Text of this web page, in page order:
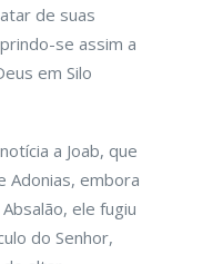
de suas
se assim a
em Silo
a Joab, que
Adonias, embora
ele fugiu
do Senhor,